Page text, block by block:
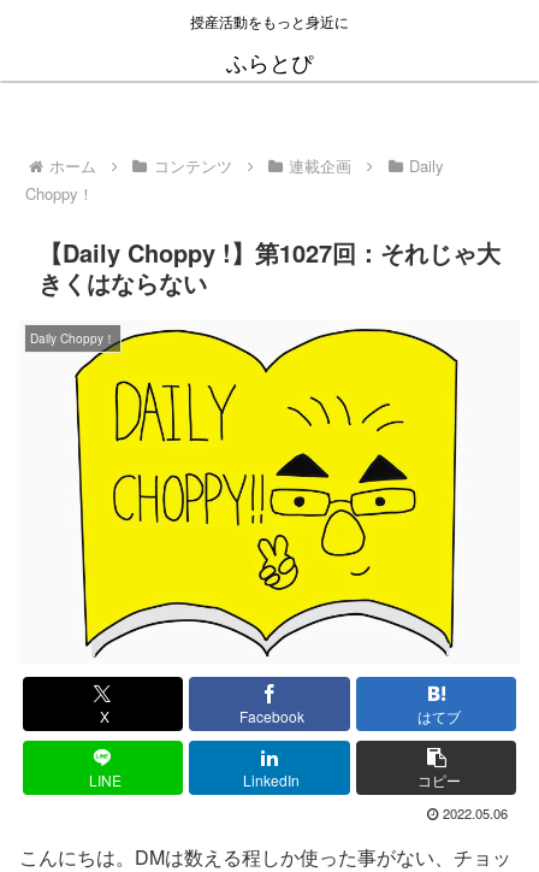
授産活動をもっと身近に
ふらとぴ
ホーム コンテンツ 連載企画
Daily
Choppy！
【Daily Choppy !】第1027回：それじゃ大
きくはならない
Daily Choppy！
X Facebook はてブ
LINE LinkedIn コピー
2022.05.06
こんにちは。DMは数える程しか使った事がない、チョッ